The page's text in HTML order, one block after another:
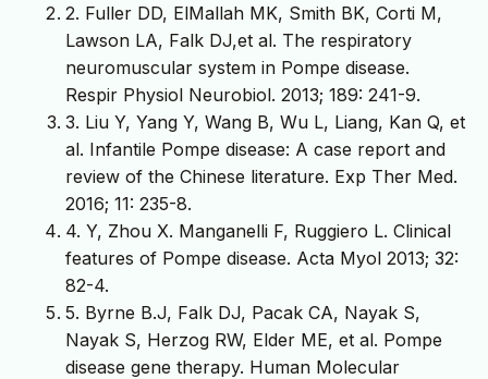
2. Fuller DD, ElMallah MK, Smith BK, Corti M,
Lawson LA, Falk DJ,et al. The respiratory
neuromuscular system in Pompe disease.
Respir Physiol Neurobiol. 2013; 189: 241-9.
3. Liu Y, Yang Y, Wang B, Wu L, Liang, Kan Q, et
al. Infantile Pompe disease: A case report and
review of the Chinese literature. Exp Ther Med.
2016; 11: 235-8.
4. Y, Zhou X. Manganelli F, Ruggiero L. Clinical
features of Pompe disease. Acta Myol 2013; 32:
82-4.
5. Byrne B.J, Falk DJ, Pacak CA, Nayak S,
Nayak S, Herzog RW, Elder ME, et al. Pompe
disease gene therapy. Human Molecular